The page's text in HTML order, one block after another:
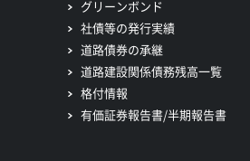
グリーンボンド
社債等の発行実績
道路債券の承継
道路建設関係債務残高一覧
格付情報
有価証券報告書/半期報告書